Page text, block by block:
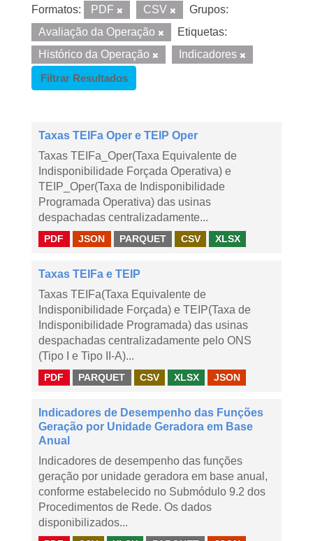
Formatos: PDF CSV
Grupos:
Avaliação da Operação
Etiquetas:
Histórico da Operação
Indicadores
Filtrar Resultados
Taxas TEIFa Oper e TEIP Oper
Taxas TEIFa_Oper(Taxa Equivalente de
Indisponibilidade Forçada Operativa) e
TEIP_Oper(Taxa de Indisponibilidade
Programada Operativa) das usinas
despachadas centralizadamente...
PDF JSON PARQUET CSV XLSX
Taxas TEIFa e TEIP
Taxas TEIFa(Taxa Equivalente de
Indisponibilidade Forçada) e TEIP(Taxa de
Indisponibilidade Programada) das usinas
despachadas centralizadamente pelo ONS
(Tipo I e Tipo II-A)...
PDF PARQUET CSV XLSX JSON
Indicadores de Desempenho das Funções
Geração por Unidade Geradora em Base
Anual
Indicadores de desempenho das funções
geração por unidade geradora em base anual,
conforme estabelecido no Submódulo 9.2 dos
Procedimentos de Rede. Os dados
disponibilizados...